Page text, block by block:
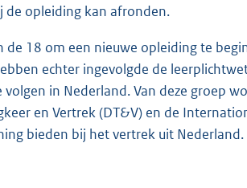
de opleiding kan afronden.
18 om een nieuwe opleiding te
echter ingevolgde de
in Nederland. Van deze groep
en Vertrek (DT&V) en de
bieden bij het vertrek uit Nederland.